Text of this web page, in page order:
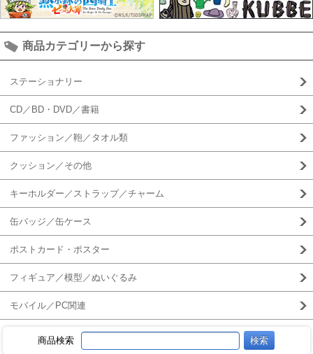
商品カテゴリーから探す
ステーショナリー
CD／BD・DVD／書籍
ファッション／鞄／タオル類
クッション／その他
キーホルダー／ストラップ／チャーム
缶バッジ／缶ケース
ポストカード・ポスター
フィギュア／模型／ぬいぐるみ
モバイル／PC関連
商品検索